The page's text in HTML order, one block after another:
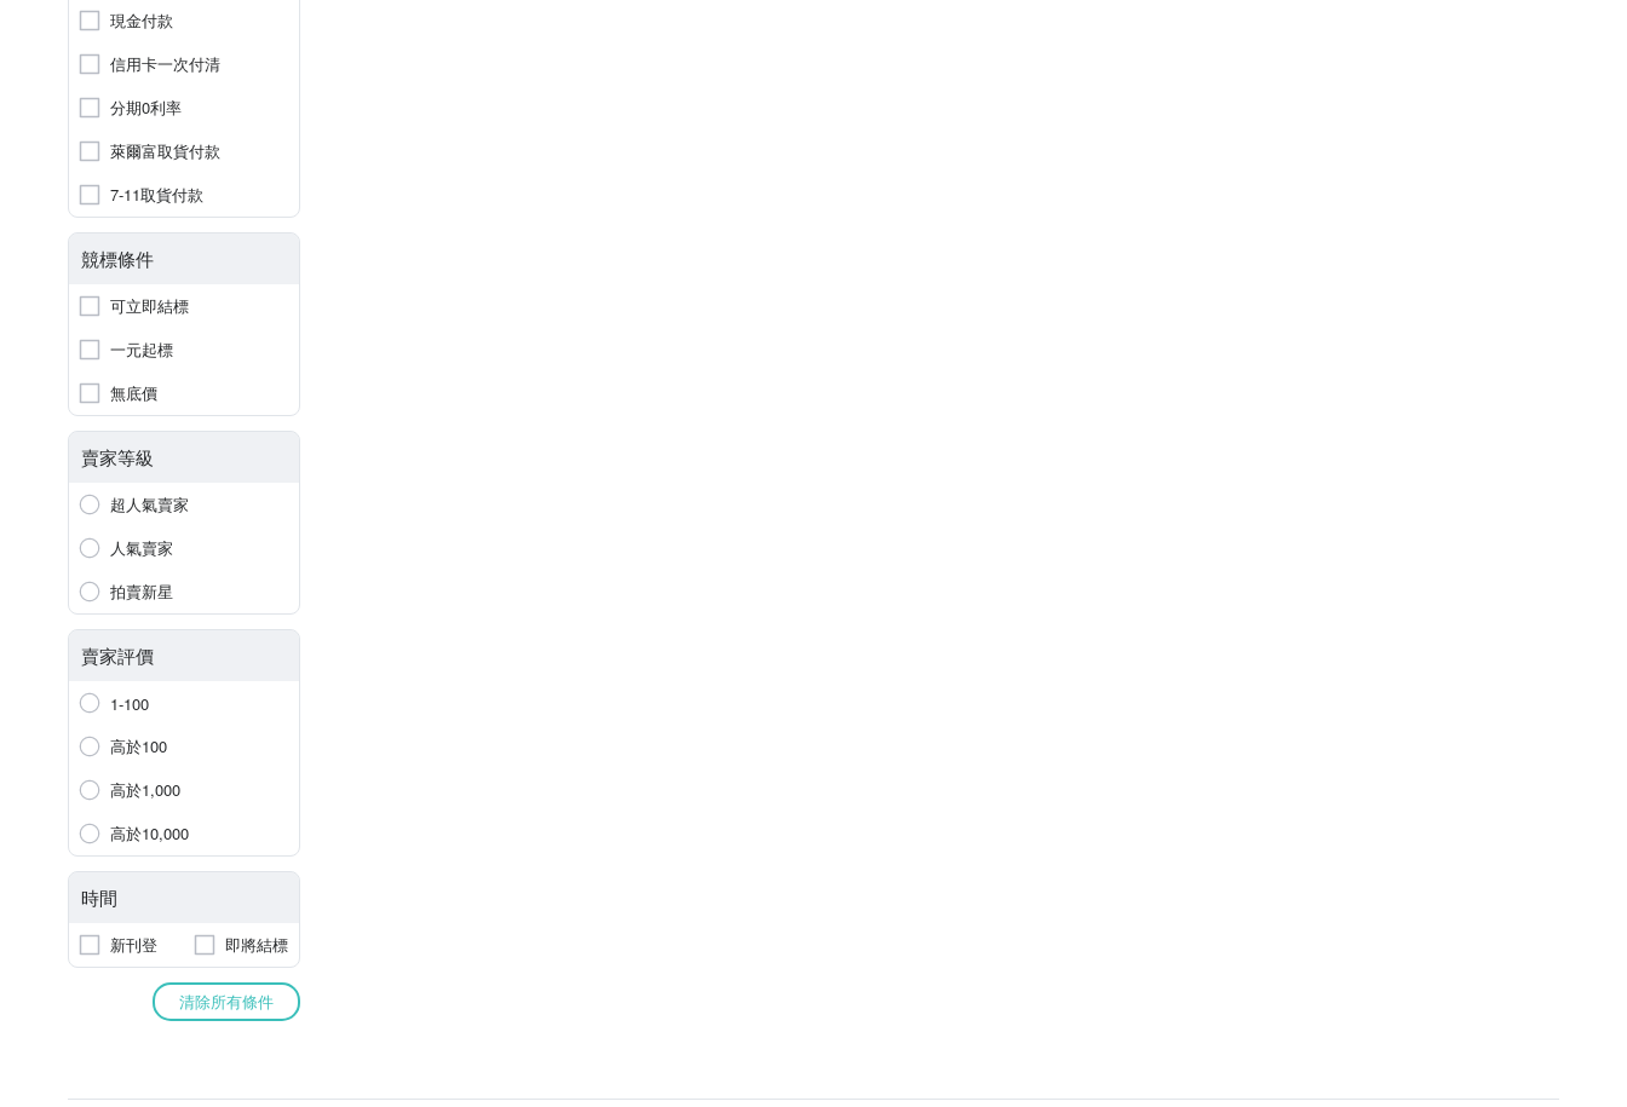
現金付款
信用卡一次付清
分期0利率
萊爾富取貨付款
7-11取貨付款
競標條件
可立即結標
一元起標
無底價
賣家等級
超人氣賣家
人氣賣家
拍賣新星
賣家評價
1-100
高於100
高於1,000
高於10,000
時間
新刊登 即將結標
清除所有條件